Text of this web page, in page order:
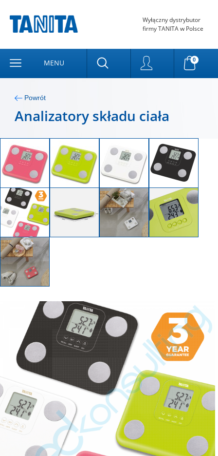
Wyłączny dystrybutor
firmy TANITA w Polsce
MENU 0
Powrót
Analizatory składu ciała